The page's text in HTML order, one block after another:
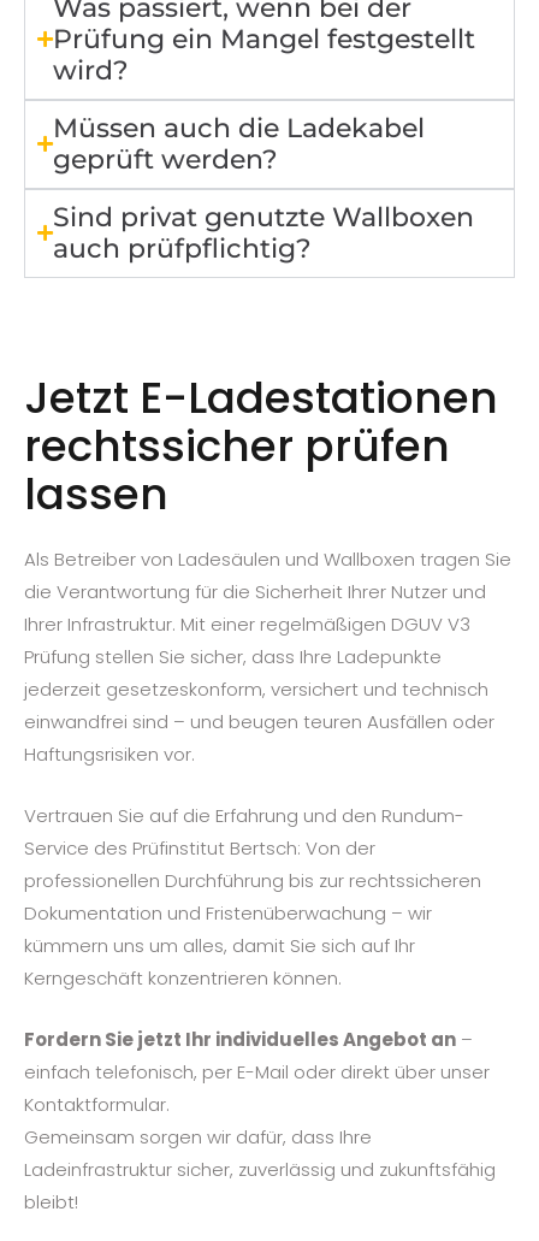
Was passiert, wenn bei der
Prüfung ein Mangel festgestellt
wird?
Müssen auch die Ladekabel
geprüft werden?
Sind privat genutzte Wallboxen
auch prüfpflichtig?
Jetzt E-Ladestationen
rechtssicher prüfen
lassen
Als Betreiber von Ladesäulen und Wallboxen tragen Sie
die Verantwortung für die Sicherheit Ihrer Nutzer und
Ihrer Infrastruktur. Mit einer regelmäßigen DGUV V3
Prüfung stellen Sie sicher, dass Ihre Ladepunkte
jederzeit gesetzeskonform, versichert und technisch
einwandfrei sind – und beugen teuren Ausfällen oder
Haftungsrisiken vor.
Vertrauen Sie auf die Erfahrung und den Rundum-
Service des Prüfinstitut Bertsch: Von der
professionellen Durchführung bis zur rechtssicheren
Dokumentation und Fristenüberwachung – wir
kümmern uns um alles, damit Sie sich auf Ihr
Kerngeschäft konzentrieren können.
Fordern Sie jetzt Ihr individuelles Angebot an –
einfach telefonisch, per E-Mail oder direkt über unser
Kontaktformular.
Gemeinsam sorgen wir dafür, dass Ihre
Ladeinfrastruktur sicher, zuverlässig und zukunftsfähig
bleibt!